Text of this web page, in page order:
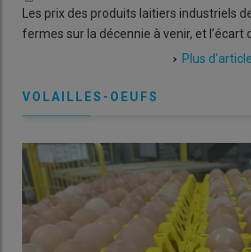
Les prix des produits laitiers industriels
fermes sur la décennie à venir, et l’écart
Plus
VOLAILLES-OEUFS